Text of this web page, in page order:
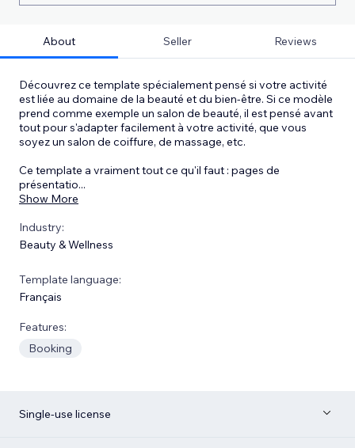
About Seller Reviews
Découvrez ce template spécialement pensé si votre activité
est liée au domaine de la beauté et du bien-être. Si ce modèle
prend comme exemple un salon de beauté, il est pensé avant
tout pour s'adapter facilement à votre activité, que vous
soyez un salon de coiffure, de massage, etc.
Ce template a vraiment tout ce qu'il faut : pages de
présentatio...
Show More
Industry:
Beauty & Wellness
Template language:
Français
Features:
Booking
Single-use license